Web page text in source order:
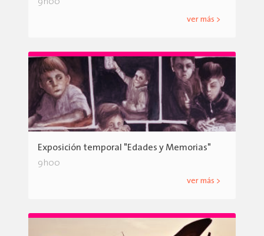
9h00
ver más >
Exposición temporal "Edades y Memorias"
9h00
ver más >